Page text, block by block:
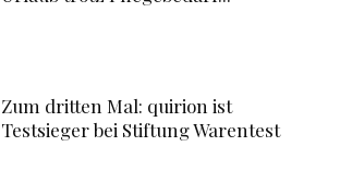
Zum dritten Mal: quirion ist
Testsieger bei Stiftung Warentest